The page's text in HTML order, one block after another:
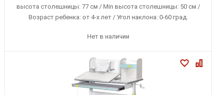
высота столешницы: 77 см / Min высота столешницы: 50 см /
Возраст ребенка: от 4-х лет / Угол наклона: 0-60 град.
Нет в наличии